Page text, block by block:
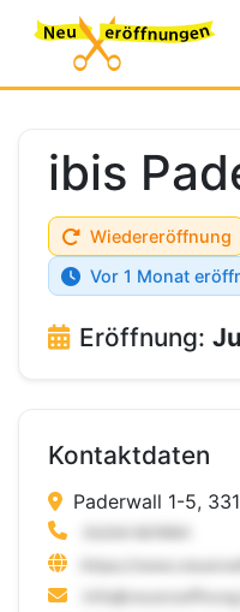
ibis
Wiedereröffnung
Vor 1 Monat
Eröffnung:
Kontaktdaten
Paderwall 1-5,